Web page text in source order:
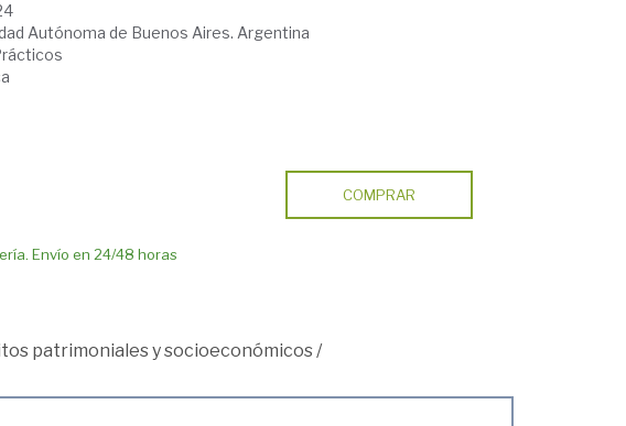
Autónoma de Buenos Aires. Argentina
Envío en 24/48 horas
COMPRAR
patrimoniales y socioeconómicos/